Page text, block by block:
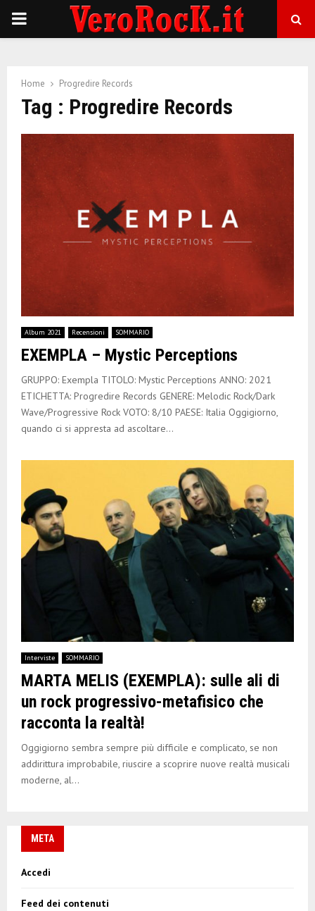
P
M
N
U
Home Progredire Records
Tag : Progredire Records
Album 2021 Recensioni SOMMARIO
EXEMPLA – Mystic Perceptions
GRUPPO: Exempla TITOLO: Mystic Perceptions ANNO: 2021
ETICHETTA: Progredire Records GENERE: Melodic Rock/Dark
Wave/Progressive Rock VOTO: 8/10 PAESE: Italia Oggigiorno,
quando ci si appresta ad ascoltare...
Interviste SOMMARIO
MARTA MELIS (EXEMPLA): sulle ali di
un rock progressivo-metafisico che
racconta la realtà!
Oggigiorno sembra sempre più difficile e complicato, se non
addirittura improbabile, riuscire a scoprire nuove realtà musicali
moderne, al...
META
Accedi
Feed dei contenuti